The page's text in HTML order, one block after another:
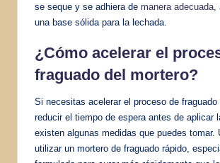
se seque y se adhiera de manera adecuada
una base sólida para la lechada.
¿Cómo acelerar el
fraguado del mortero?
Si necesitas acelerar el proceso de
reducir el tiempo de espera antes de aplicar
existen algunas medidas que puedes tomar.
utilizar un mortero de fraguado rápido,